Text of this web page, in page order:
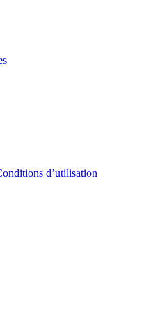
d’utilisation